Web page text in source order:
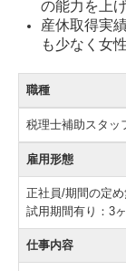
採用情報
お問合せ
の能力を上
産休取得実
も少なく女
職種
税理士補助スタッ
雇用形態
正社員/期間の定め
試用期間有り：3
仕事内容